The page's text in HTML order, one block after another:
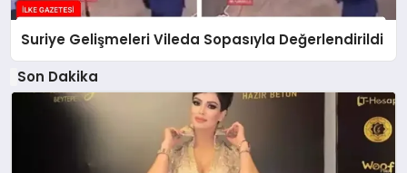
Suriye Gelişmeleri Vileda Sopasıyla Değerlendirildi
Son Dakika